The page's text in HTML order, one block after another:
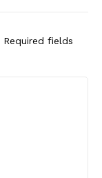
Cemara
Required fields